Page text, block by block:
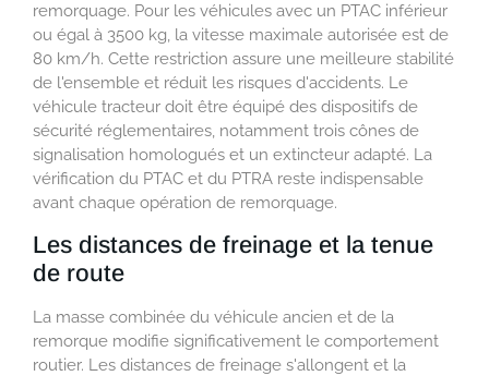
remorquage. Pour les véhicules avec un PTAC inférieur
ou égal à 3500 kg, la vitesse maximale autorisée est de
80 km/h. Cette restriction assure une meilleure stabilité
de l'ensemble et réduit les risques d'accidents. Le
véhicule tracteur doit être équipé des dispositifs de
sécurité réglementaires, notamment trois cônes de
signalisation homologués et un extincteur adapté. La
vérification du PTAC et du PTRA reste indispensable
avant chaque opération de remorquage.
Les distances de freinage et la tenue
de route
La masse combinée du véhicule ancien et de la
remorque modifie significativement le comportement
routier. Les distances de freinage s'allongent et la